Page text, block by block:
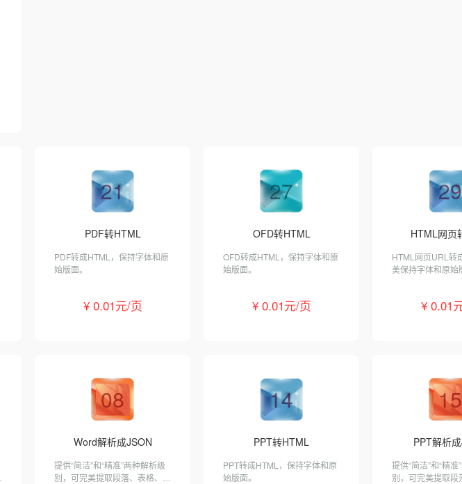
21
PDF转HTML
PDF转成HTML，保持字体和原
始版面。
¥ 0.01元/页
27
OFD转HTML
OFD转成HTML，保持字体和原
始版面。
¥ 0.01元/页
29
HTML网页
HTML网页URL转
美保持字体和原始
¥ 0.01
08
Word解析成JSON
提供“简洁”和“精准”两种解析级
别，可完美提取段落、表格、图
14
PPT转HTML
PPT转成HTML，保持字体和原
始版面。
15
PPT解析
提供“简洁”和“精
别，可完美提取段